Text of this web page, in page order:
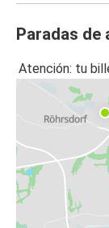
Paradas de
Atención: tu